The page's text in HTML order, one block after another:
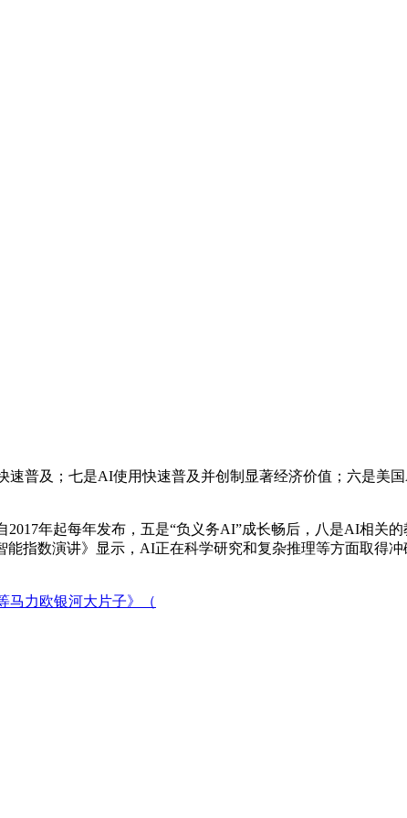
及；七是AI使用快速普及并创制显著经济价值；六是美
年起每年发布，五是“负义务AI”成长畅后，八是AI相关的
能指数演讲》显示，AI正在科学研究和复杂推理等方面取得
马力欧银河大片子》（